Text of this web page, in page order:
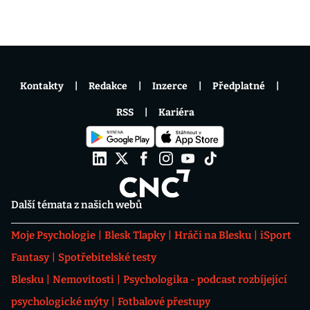
Další témata z našich webů
Moje Psychologie Blesk Tlapky Hráči na Blesku
iSport
Fantasy
Spotřebitelské testy
Blesku
Nemovitosti
Psychologika - podcast rozbíjející
psychologické mýty
Fotbalové přestupy
Kontakty Redakce Inzerce Předplatné
RSS Kariéra